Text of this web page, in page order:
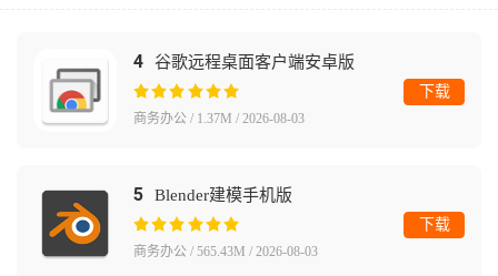
4 谷歌远程桌面客户端安卓版
商务办公 / 1.37M / 2026-08-03
下载
5 Blender建模手机版
商务办公 / 565.43M / 2026-08-03
下载